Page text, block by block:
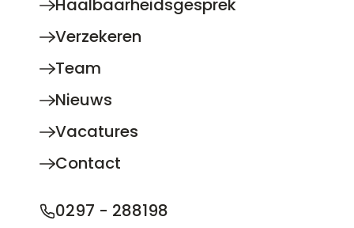
Haalbaarheidsgesprek
Verzekeren
Team
Nieuws
Vacatures
Contact
0297 - 288198